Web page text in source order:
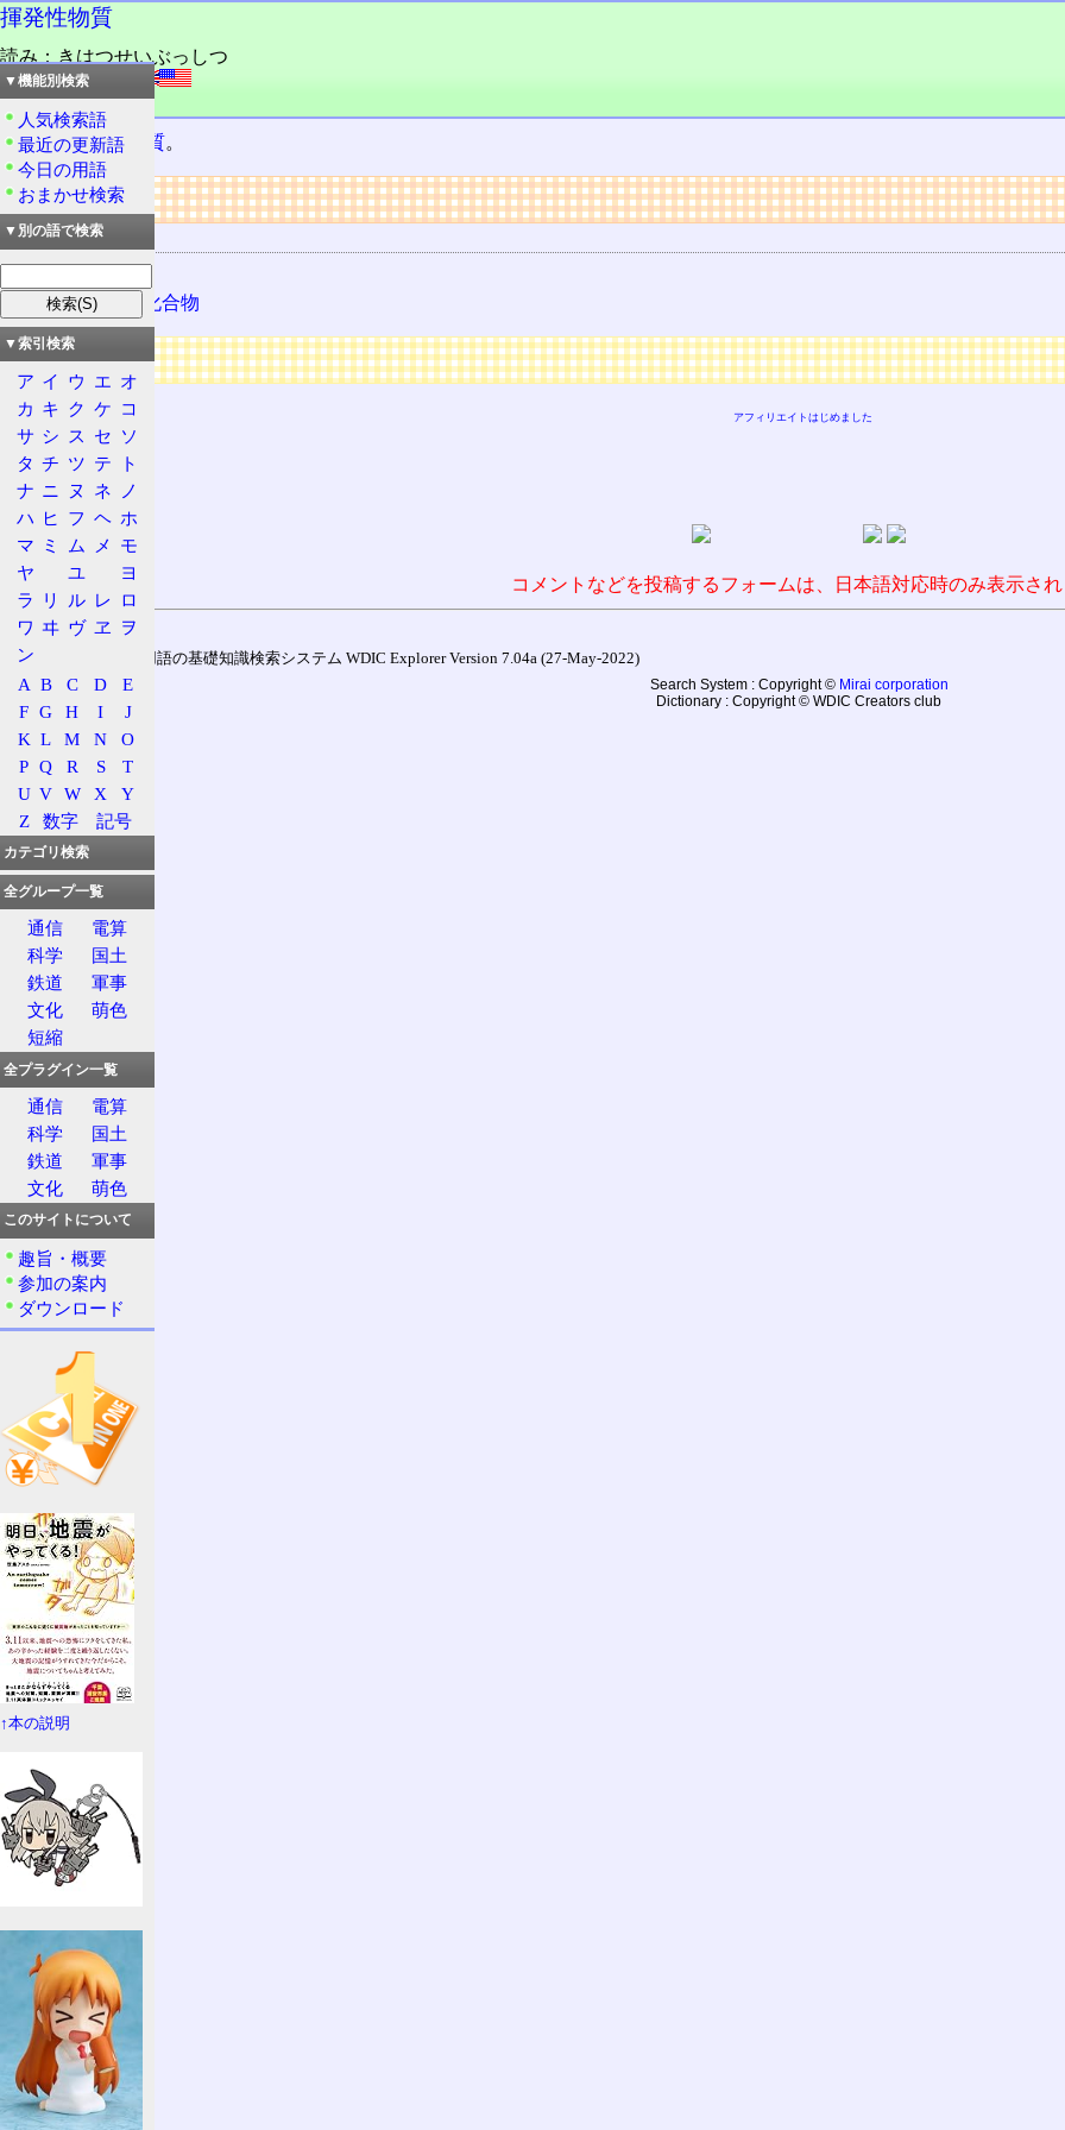
揮発性物質
読み：きはつせいぶっしつ
外語：volatility
品詞：さ変名詞
揮発性のある 物質。
リンク
関連する用語
揮発性
揮発性有機化合物
広告
アフィリエイトはじめました
コメントなどを投稿するフォームは、日本語対応時のみ表示さ
通信用語の基礎知識検索システム WDIC Explorer Version 7.04a (27-May-2022)
Search System : Copyright © Mirai corporation
Dictionary : Copyright © WDIC Creators club
▼機能別検索
人気検索語
最近の更新語
今日の用語
おまかせ検索
▼別の語で検索
▼索引検索
ア イ ウ エ オ
カ キ ク ケ コ
サ シ ス セ ソ
タ チ ツ テ
ト
ナ ニ ヌ ネ
ノ
ハ ヒ フ ヘ ホ
マ ミ ム メ
モ
ヤ
ユ
ヨ
ラ
リ ル レ ロ
ワ ヰ ヴ ヱ
ヲ
ン
A B C D
E
F G H I
J
K L M N
O
P Q R S
T
U V W X
Y
Z
数字 記号
カテゴリ検索
全グループ一覧
通信
電算
科学
国土
鉄道
軍事
文化
萌色
短縮
全プラグイン一覧
通信
電算
科学
国土
鉄道
軍事
文化
萌色
このサイトについて
趣旨・概要
参加の案内
ダウンロード
↑本の説明